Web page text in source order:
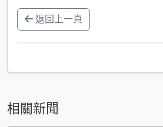
返回上一頁
相關新聞